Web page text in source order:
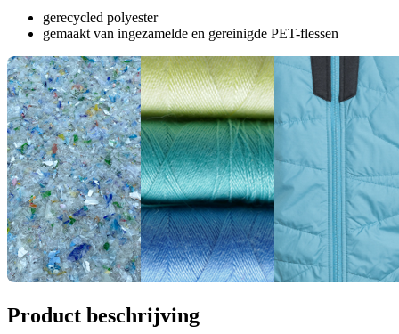
gerecycled polyester
gemaakt van ingezamelde en gereinigde PET-flessen
Product beschrijving